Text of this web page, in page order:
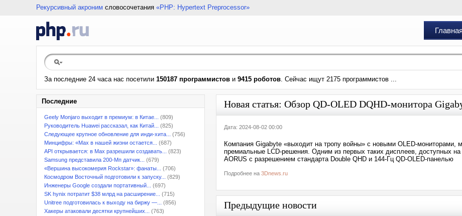
Рекурсивный акроним словосочетания «PHP: Hypertext Preprocessor»
Главная
За последние 24 часа нас посетили 150187 программистов и 9415 роботов. Сейчас ищут 2175 программистов ...
Последние
Geely Monjaro выходит в премиум: в Китае...
(809)
Руководитель Huawei рассказал, как Китай...
(825)
Следующее крупное обновление для инди-хита...
(756)
Минцифры: «Max в нашей жизни остается...
(687)
API открывается: в Max разрешили создавать...
(823)
Samsung представила 200-Мп датчик...
(679)
«Вершина высокомерия Rockstar»: фанаты...
(706)
Космодром Восточный подготовили к запуску...
(829)
Инженеры Google создали портативный...
(697)
SK hynix потратит $38 млрд на расширение...
(715)
Unitree подготовилась к выходу на биржу —...
(856)
Хакеры атаковали десятки крупнейших...
(763)
Новая статья: Обзор QD-OLED DQHD-монитора
Дата: 2024-08-02 00:00
Компания Gigabyte «выходит на тропу войны» с новыми OLED-
премиальные LCD-решения. Одним из первых таких дисплеев, доступных
AORUS c разрешением стандарта Double QHD и 144-Гц QD-OLED-панелью
Подробнее на 3Dnews.ru
Предыдущие новости